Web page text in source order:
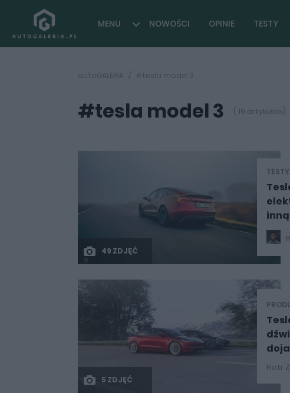
MENU NOWOŚCI OPINIE TESTY
autoGALERIA #tesla model 3
#tesla model 3 ( 19 artykułów)
49 ZDJĘĆ
TESTY
5 ZDJĘĆ
Piotr